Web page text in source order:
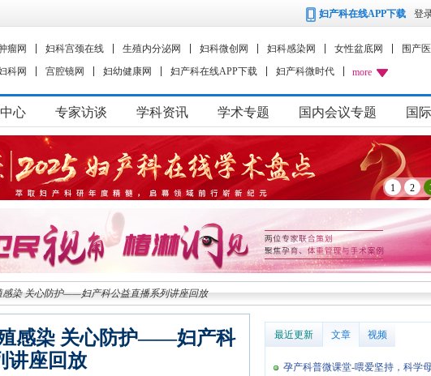
妇产科在线APP下载 登
瘤网 妇科宫颈在线 生殖内分泌网 妇科微创网 妇科感染网 女性盆底网
围产
科网
宫腔镜网 妇幼健康网 妇产科在线APP下载 妇产科微时代 more
心 专家访谈 学科资讯 学术专题 国内会议专题 国
1 2
感染 关心防护——妇产科公益直播系列讲座回放
感染 关心防护——妇产科
讲座回放
最近更新 文章 视频
孕产科普微课堂-喂爱坚持，科学